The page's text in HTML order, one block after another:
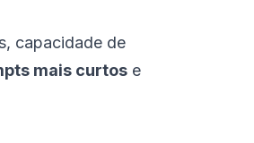
capacidade de
mais curtos e